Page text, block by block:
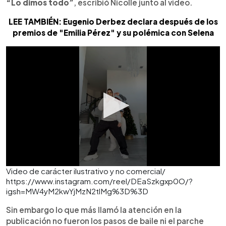
“Lo dimos todo” , escribió Nicolle junto al video.
LEE TAMBIÉN: Eugenio Derbez declara después de los
premios de "Emilia Pérez" y su polémica con Selena
Video de carácter ilustrativo y no comercial/
https://www.instagram.com/reel/DEaSzkgxp0O/?
igsh=MW4yM2kwYjMzN2tlMg%3D%3D
Sin embargo lo que más llamó la atención en la
publicación no fueron los pasos de baile ni el parche